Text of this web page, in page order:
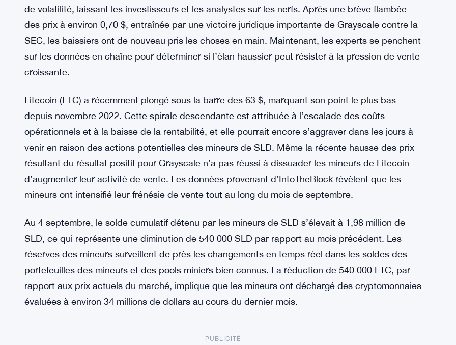
de volatilité, laissant les investisseurs et les analystes sur les nerfs. Après une brève flambée
des prix à environ 0,70 $, entraînée par une victoire juridique importante de Grayscale contre la
SEC, les baissiers ont de nouveau pris les choses en main. Maintenant, les experts se penchent
sur les données en chaîne pour déterminer si l’élan haussier peut résister à la pression de vente
croissante.
Litecoin (LTC) a récemment plongé sous la barre des 63 $, marquant son point le plus bas
depuis novembre 2022. Cette spirale descendante est attribuée à l’escalade des coûts
opérationnels et à la baisse de la rentabilité, et elle pourrait encore s’aggraver dans les jours à
venir en raison des actions potentielles des mineurs de SLD. Même la récente hausse des prix
résultant du résultat positif pour Grayscale n’a pas réussi à dissuader les mineurs de Litecoin
d’augmenter leur activité de vente. Les données provenant d’IntoTheBlock révèlent que les
mineurs ont intensifié leur frénésie de vente tout au long du mois de septembre.
Au 4 septembre, le solde cumulatif détenu par les mineurs de SLD s’élevait à 1,98 million de
SLD, ce qui représente une diminution de 540 000 SLD par rapport au mois précédent. Les
réserves des mineurs surveillent de près les changements en temps réel dans les soldes des
portefeuilles des mineurs et des pools miniers bien connus. La réduction de 540 000 LTC, par
rapport aux prix actuels du marché, implique que les mineurs ont déchargé des cryptomonnaies
évaluées à environ 34 millions de dollars au cours du dernier mois.
PUBLICITÉ